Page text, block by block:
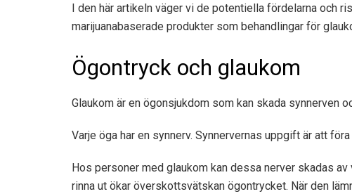
I den här artikeln väger vi de potentiella fördelarna och
marijuanabaserade produkter som behandlingar för
Ögontryck och glaukom
Glaukom är en ögonsjukdom som kan skada synnerven
Varje öga har en synnerv. Synnervernas uppgift är att
Hos personer med glaukom kan dessa nerver skadas
rinna ut ökar överskottsvätskan ögontrycket. När den